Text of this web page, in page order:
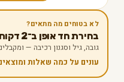
לא בטוחים מה מתאים?
בחירת חד אופן ב־2 דקות
גובה, גיל וסגנון רכיבה —
עונים על כמה שאלות